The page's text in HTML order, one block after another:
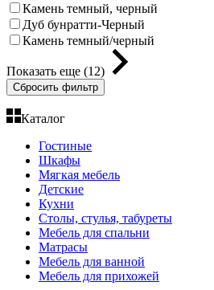
Камень темный, черный
Дуб бунратти-Черный
Камень темный/черный
Показать еще (12)
Сбросить фильтр
Каталог
Гостиные
Шкафы
Мягкая мебель
Детские
Кухни
Столы, стулья, табуреты
Мебель для спальни
Матрасы
Мебель для ванной
Мебель для прихожей